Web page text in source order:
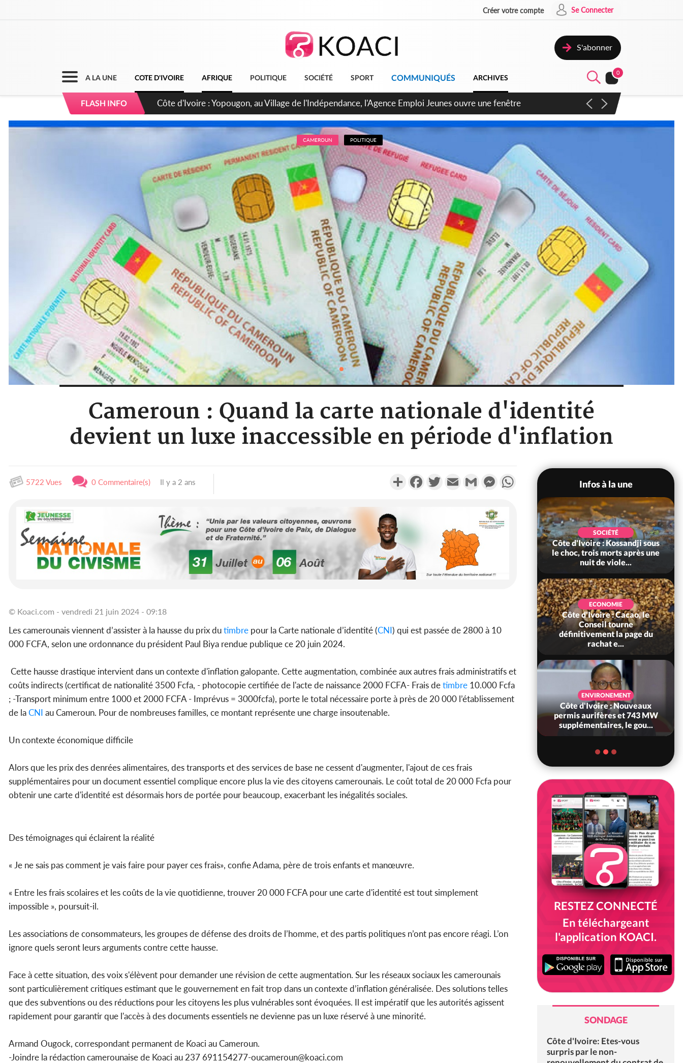
Créer votre compte Se Connecter
S'abonner
A LA UNE COTE D'IVOIRE AFRIQUE POLITIQUE SOCIÉTÉ SPORT COMMUNIQUÉS ARCHIVES
0
FLASH INFO
Côte d'Ivoire : CHU de Treichville, après la fronde, les agents contractuels obtiennent un accord avec la
direction sur les arriérés du SMIG 2023
CAMEROUN POLITIQUE
Cameroun : Quand la carte nationale d'identité
devient un luxe inaccessible en période d'inflation
5722 Vues 0 Commentaire(s) Il y a 2 ans PartagerFacebookTwitterEmail Gmail MessengerWhatsApp
© Koaci.com - vendredi 21 juin 2024 - 09:18
Les camerounais viennent d’assister à la hausse du prix dutimbre pour la Carte nationale d’identité (CNI) qui est passée de 2800 à 10
000 FCFA, selon une ordonnance du président Paul Biya rendue publique ce 20 juin 2024.
Cette hausse drastique intervient dans un contexte d'inflation galopante. Cette augmentation, combinée aux autres frais administratifs et
coûts indirects (certificat de nationalité 3500 Fcfa, - photocopie certifiée de l'acte de naissance 2000 FCFA- Frais detimbre 10.000 Fcfa
; -Transport minimum entre 1000 et 2000 FCFA - Imprévus = 3000fcfa), porte le total nécessaire porte à près de 20 000 l’établissement
de laCNI au Cameroun. Pour de nombreuses familles, ce montant représente une charge insoutenable.
Un contexte économique difficile
Alors que les prix des denrées alimentaires, des transports et des services de base ne cessent d'augmenter, l'ajout de ces frais
supplémentaires pour un document essentiel complique encore plus la vie des citoyens camerounais. Le coût total de 20 000 Fcfa pour
obtenir une carte d'identité est désormais hors de portée pour beaucoup, exacerbant les inégalités sociales.
Des témoignages qui éclairent la réalité
« Je ne sais pas comment je vais faire pour payer ces frais», confie Adama, père de trois enfants et manœuvre.
« Entre les frais scolaires et les coûts de la vie quotidienne, trouver 20 000 FCFA pour une carte d'identité est tout simplement
impossible », poursuit-il.
Les associations de consommateurs, les groupes de défense des droits de l’homme, et des partis politiques n’ont pas encore réagi. L’on
ignore quels seront leurs arguments contre cette hausse.
Face à cette situation, des voix s'élèvent pour demander une révision de cette augmentation. Sur les réseaux sociaux les camerounais
sont particulièrement critiques estimant que le gouvernement en fait trop dans un contexte d’inflation généralisée. Des solutions telles
que des subventions ou des réductions pour les citoyens les plus vulnérables sont évoquées. Il est impératif que les autorités agissent
rapidement pour garantir que l'accès à des documents essentiels ne devienne pas un luxe réservé à une minorité.
Armand Ougock, correspondant permanent de Koaci au Cameroun.
-Joindre la rédaction camerounaise de Koaci au 237 691154277-oucameroun@koaci.com
Infos à la une
POLITIQUE
Côte d'Ivoire : Indépendance
2026, Yopougon coeur
battant de la célébration...
société civile, le
SANTÉ
Côte d'Ivoire : Réforme
SOCIÉTÉ
Côte d'Ivoire : Kossandji sous
le choc, trois morts après une
nuit de viole...
ECONOMIE
Côte d'Ivoire : Cacao, le
Conseil tourne
définitivement la page du
rachat e...
ENVIRONEMENT
Côte d'Ivoire : Nouveaux
permis aurifères et 743 MW
supplémentaires, le gou...
RESTEZ CONNECTÉ
En téléchargeant
l'application KOACI.
SONDAGE
Côte d'Ivoire: Etes-vous
surpris par le non-